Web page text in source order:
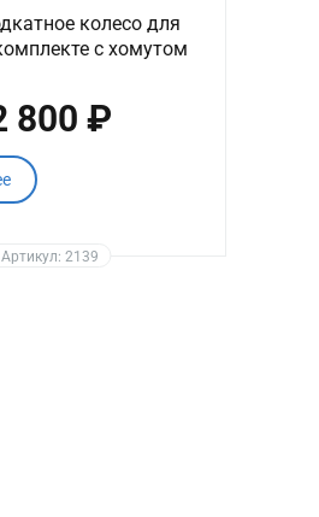
колесо для
с хомутом
800 ₽
Артикул: 2139